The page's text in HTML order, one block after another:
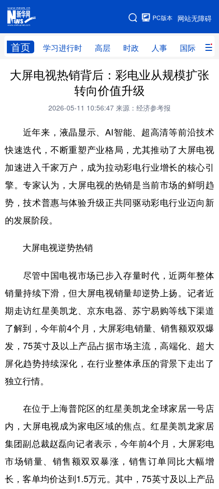
网站无障碍
PC版本
首页 学习进行时 高层 时政 人事 国际 财
网站地图
学习进行时 高层 时政 人事
财经 网评
全球连线
科技 科创 量子 体育
文化 书画 健康 军事
法律 中央文件 金融 汽车
食品
彩票 娱乐 时尚 悦读
公益 一带一路 亚太网 上市公司
地方频道
北京
浙江 安徽 福建 江西
山东 河南 湖北 湖南
广东 广西 海南 重庆
四川 贵州 云南 西藏
大屏电视热销背后：彩电业从规模扩张
转向价值升级
2026-05-11 10:56:47 来源：经济参考报
近年来，液晶显示、AI智能、超高清等前沿技术
快速迭代，不断重塑产业格局，尤其推动了大屏电视
加速进入千家万户，成为拉动彩电行业增长的核心引
擎。专家认为，大屏电视的热销是当前市场的鲜明趋
势，技术普惠与体验升级正共同驱动彩电行业迈向新
的发展阶段。
大屏电视逆势热销
尽管中国电视市场已步入存量时代，近两年整体
销量持续下滑，但大屏电视销量却逆势上扬。记者近
期走访红星美凯龙、京东电器、苏宁易购等线下渠道
了解到，今年前4个月，大屏彩电销量、销售额双双爆
发，75英寸及以上产品占据市场主流，高端化、超大
屏化趋势持续深化，在行业整体承压的背景下走出了
独立行情。
在位于上海普陀区的红星美凯龙全球家居一号店
内，大屏电视成为家电区域的焦点。红星美凯龙家居
集团副总裁赵磊向记者表示，今年前4个月，大屏彩电
市场销量、销售额双双暴涨，销售订单同比大幅增
长，客单均价达到1.5万元。其中，75英寸及以上产品